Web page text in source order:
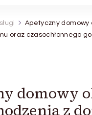
Apetyczny domowy
oraz czasochłonnego
domowy
z